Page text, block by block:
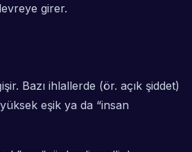
girer.
Bazı ihlallerde (ör. açık şiddet)
eşik ya da “insan